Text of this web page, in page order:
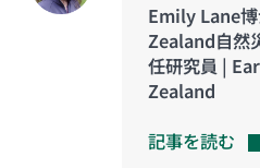
Emily Lane
Zealand自然
任研究員 |
Zealand
記事を読む